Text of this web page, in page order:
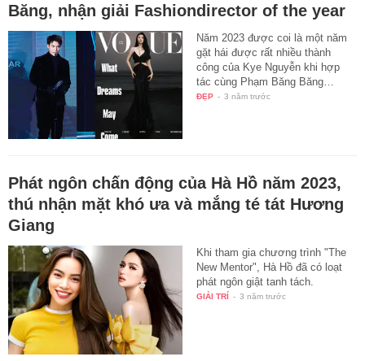
Băng, nhận giải Fashiondirector of the year
Năm 2023 được coi là một năm
gặt hái được rất nhiều thành
công của Kye Nguyễn khi hợp
tác cùng Phạm Băng Băng…
ĐẸP - 3 năm trước
Phát ngôn chấn động của Hà Hồ năm 2023,
thú nhận mặt khó ưa và mắng té tát Hương
Giang
Khi tham gia chương trình "The
New Mentor", Hà Hồ đã có loạt
phát ngôn giật tanh tách.
GIẢI TRÍ - 3 năm trước